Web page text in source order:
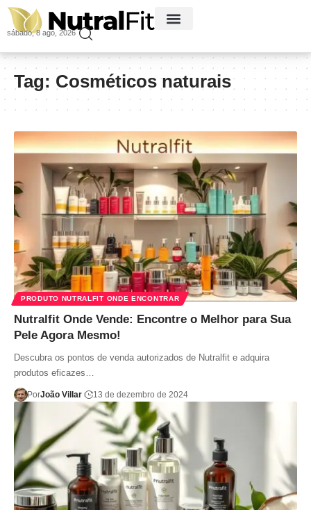
sábado, 8 ago, 2026
Tag: Cosméticos naturais
PRODUTO NUTRALFIT ONDE ENCONTRAR
Nutralfit Onde Vende: Encontre o Melhor para Sua
Pele Agora Mesmo!
Descubra os pontos de venda autorizados de Nutralfit e adquira
produtos eficazes…
PorJoão Villar 13 de dezembro de 2024